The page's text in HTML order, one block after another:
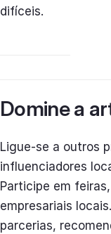
difíceis.
Domine a
Ligue-se a outros
influenciadores
Participe em
empresariais
parcerias,